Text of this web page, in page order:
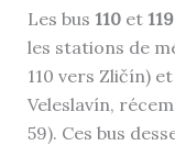
Les bus 110et 119
les stations de
110 vers Zličín)
Veleslavín,
59). Ces bus